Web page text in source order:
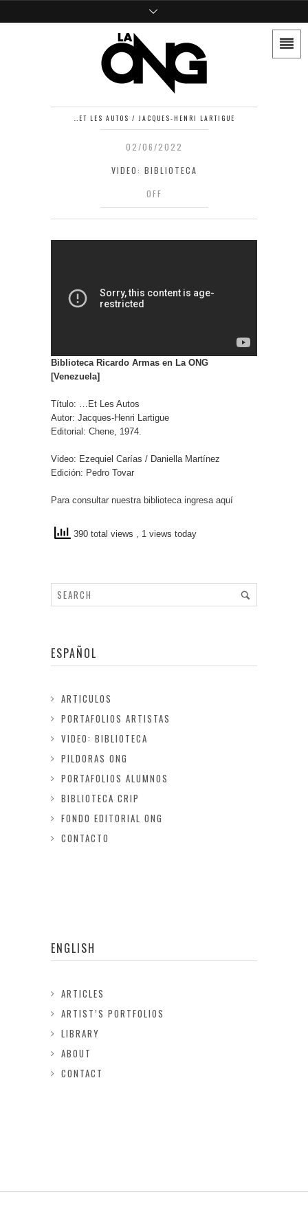
…ET LES AUTOS / JACQUES-HENRI LARTIGUE
02/06/2022
VIDEO: BIBLIOTECA
OFF
Biblioteca Ricardo Armas en La ONG
[Venezuela]
Título: …Et Les Autos
Autor: Jacques-Henri Lartigue
Editorial: Chene, 1974.
Video: Ezequiel Carías / Daniella Martínez
Edición: Pedro Tovar
Para consultar nuestra biblioteca ingresa aquí
390 total views , 1 views today
ESPAÑOL
ARTICULOS
PORTAFOLIOS ARTISTAS
VIDEO: BIBLIOTECA
PILDORAS ONG
PORTAFOLIOS ALUMNOS
BIBLIOTECA CRIP
FONDO EDITORIAL ONG
CONTACTO
ENGLISH
ARTICLES
ARTIST’S PORTFOLIOS
LIBRARY
ABOUT
CONTACT